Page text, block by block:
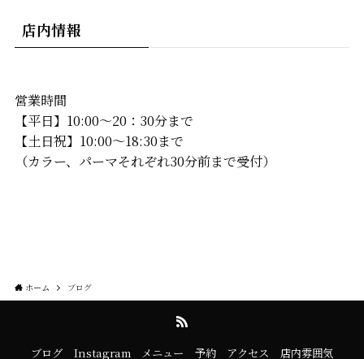
店内情報
営業時間
【平日】10:00〜20：30分まで
【土日祝】10:00〜18:30まで
（カラー、パーマそれぞれ30分前まで受付）
ホーム ブログ
ブログ Instagram メニュー 予約 アクセス 店内雰囲気